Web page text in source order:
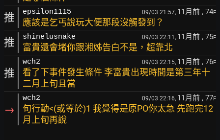
推 epsilon1115 09/03 21:57, 11月前 , 74F
應該是乞丐說玩大便那段沒觸發到？
推 shinelusnake 09/03 22:11, 11月前 , 75F
富貴還會堵你跟湘姊告白不是，超靠北
推
wch2 09/03 22:15, 11月前 , 76F
看了下事件發生條件 李富貴出現時間是第三年十
二月上旬且當
→
wch2 09/03 22:16, 11月前 , 77F
旬行動<(或等於)1 我覺得是原PO你太急 先跑完12
月上旬再說